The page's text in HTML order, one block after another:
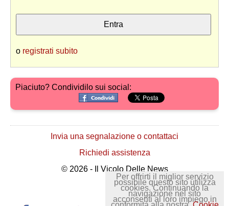
o registrati subito
Piaciuto? Condividilo sui social:
Invia una segnalazione o contattaci
Richiedi assistenza
© 2026 - Il Vicolo Delle News
Per offrirti il miglior servizio
possibile questo sito utilizza
cookies. Continuando la
navigazione nel sito
acconsenti al loro impiego in